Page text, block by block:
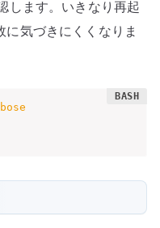
します。いきなり再起
気づきにくくなりま